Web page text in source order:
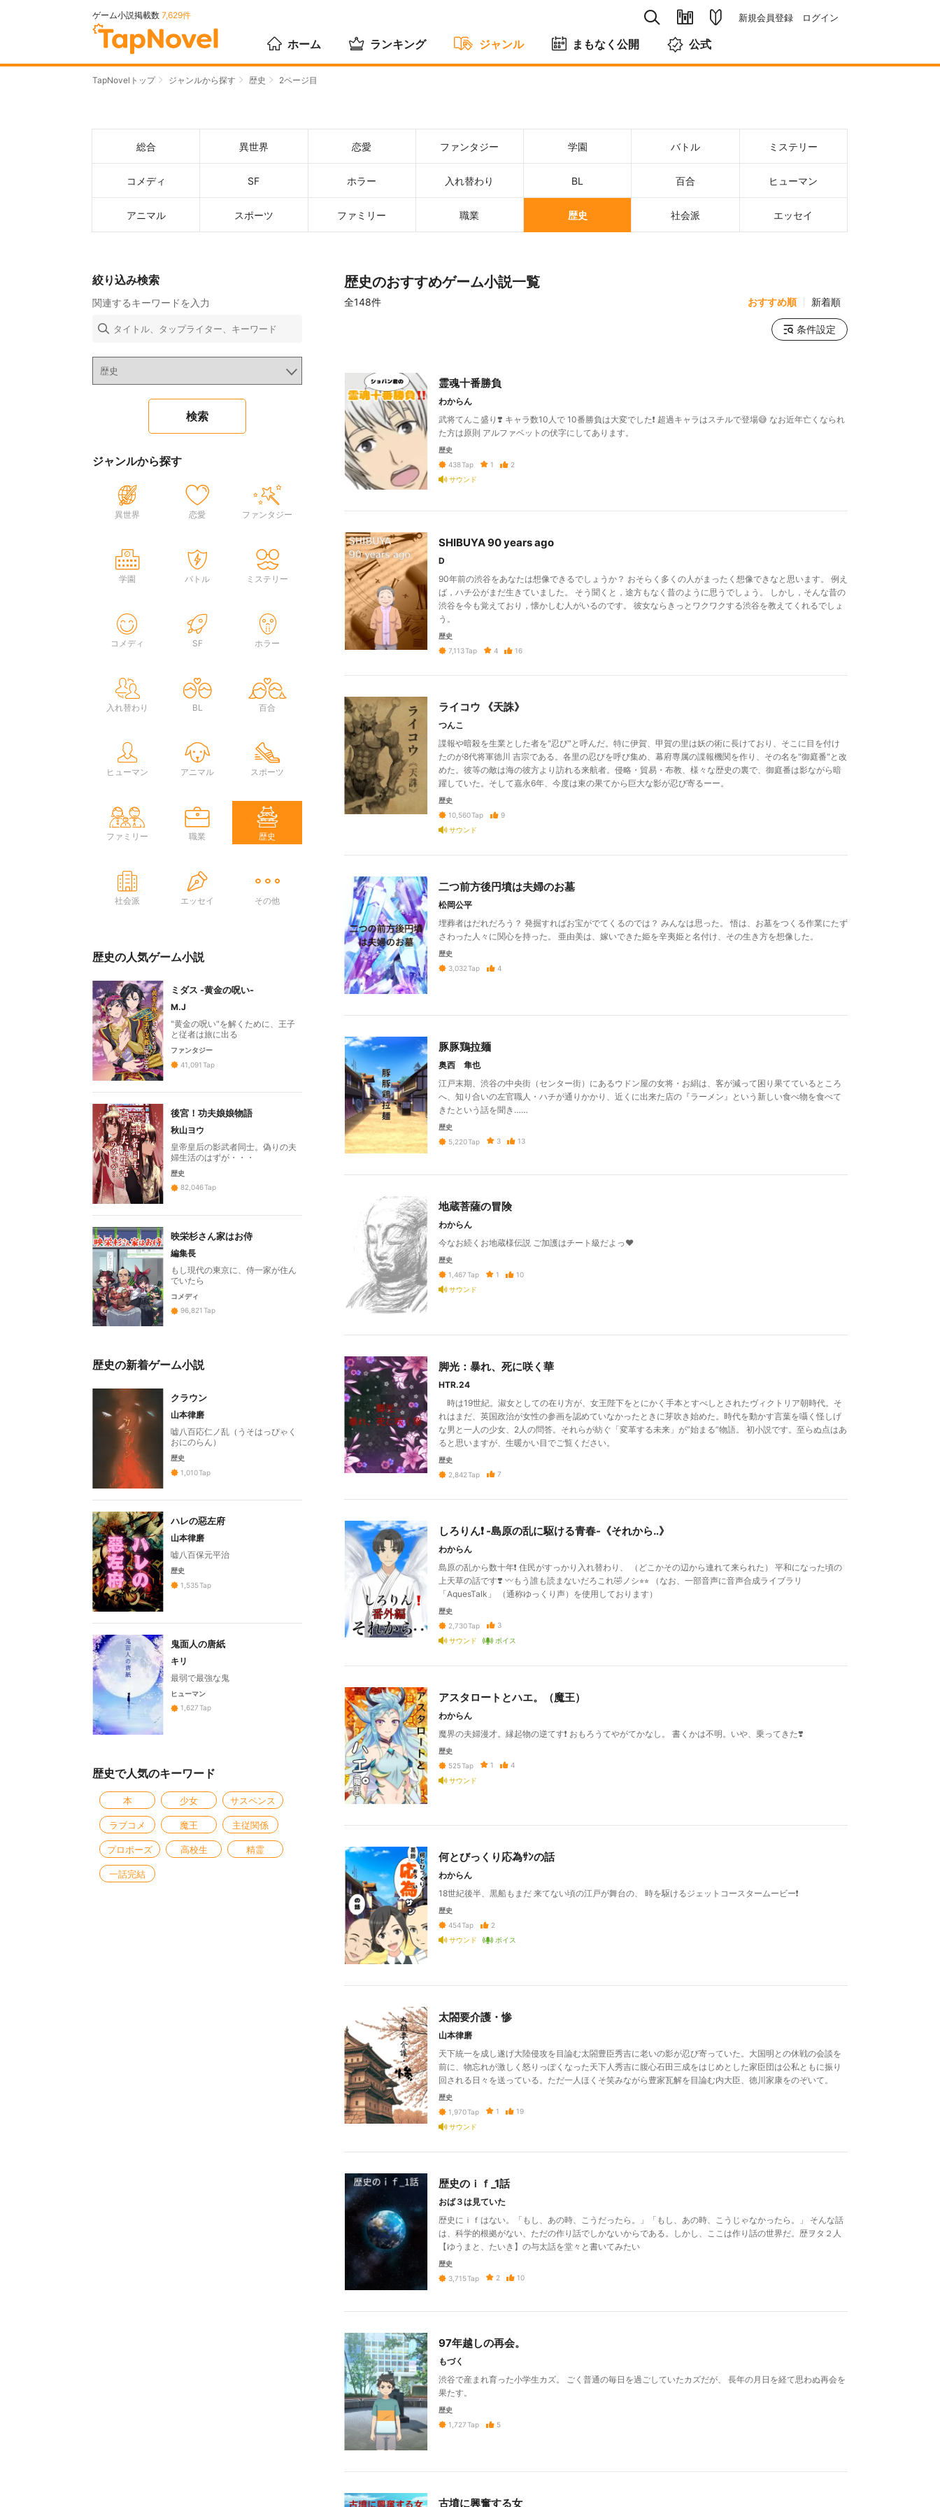
ゲーム小説掲載数 7,629件 新規会員登録 ログイン
ホーム ランキング ジャンル まもなく公開 公式
TapNovelトップ ジャンルから探す 歴史 2ページ目
総合 異世界 恋愛 ファンタジー 学園 バトル ミステリー
コメディ SF ホラー 入れ替わり BL 百合 ヒューマン
アニマル スポーツ ファミリー 職業 歴史 社会派 エッセイ
歴史のおすすめゲーム小説一覧
全148件 おすすめ順 新着順
条件設定
霊魂十番勝負
わからん
武将てんこ盛り❣️ キャラ数10人で 10番勝負は大変でした❗️ 超過キャラはスチルで登場😅 なお近年亡くなられ
た方は原則 アルファベットの伏字にしてあります。
歴史
438Tap 1
2
サウンド
SHIBUYA 90 years ago
D
90年前の渋谷をあなたは想像できるでしょうか？ おそらく多くの人がまったく想像できなと思います。 例え
ば，ハチ公がまだ生きていました。 そう聞くと，途方もなく昔のように思うでしょう。 しかし，そんな昔の
渋谷を今も覚えており，懐かしむ人がいるのです。 彼女ならきっとワクワクする渋谷を教えてくれるでしょ
う。
歴史
7,113Tap 4 16
ライコウ 《天誅》
つんこ
諜報や暗殺を生業とした者を"忍び"と呼んだ。特に伊賀、甲賀の里は妖の術に長けており、そこに目を付け
たのが8代将軍徳川 吉宗である。各里の忍びを呼び集め、幕府専属の諜報機関を作り、その名を"御庭番"と改
めた。彼等の敵は海の彼方より訪れる来航者。侵略・貿易・布教、様々な歴史の裏で、御庭番は影ながら暗
躍していた。そして嘉永6年、今度は東の果てから巨大な影が忍び寄るーー。
歴史
10,560Tap
9
サウンド
二つ前方後円墳は夫婦のお墓
松岡公平
埋葬者はだれだろう？ 発掘すればお宝がでてくるのでは？ みんなは思った。 悟は、お墓をつくる作業にたず
さわった人々に関心を持った。 亜由美は、嫁いできた姫を辛夷姫と名付け、その生き方を想像した。
歴史
3,032Tap 4
豚豚鶏拉麺
奥西 隼也
江戸末期、渋谷の中央街（センター街）にあるウドン屋の女将・お絹は、客が減って困り果てているところ
へ、知り合いの左官職人・ハチが通りかかり、近くに出来た店の『ラーメン』という新しい食べ物を食べて
きたという話を聞き……
歴史
5,220Tap 3 13
地蔵菩薩の冒険
わからん
今なお続くお地蔵様伝説 ご加護はチート級だよっ❤️
歴史
1,467Tap 1
10
サウンド
脚光：暴れ、死に咲く華
HTR.24
時は19世紀。淑女としての在り方が、女王陛下をとにかく手本とすべしとされたヴィクトリア朝時代。そ
れはまだ、英国政治が女性の参画を認めていなかったときに芽吹き始めた。時代を動かす言葉を囁く怪しげ
な男と一人の少女、2人の問答。それらが紡ぐ「変革する未来」が”始まる”物語。 初小説です。至らぬ点はあ
ると思いますが、生暖かい目でご覧ください。
歴史
2,842Tap 7
しろりん❗️ -島原の乱に駆ける青春-《それから‥》
わからん
島原の乱から数十年❗️ 住民がすっかり入れ替わり、 （どこかその辺から連れて来られた） 平和になった頃の
上天草の話です❣️ 〰️もう誰も読まないだろこれ🤣ノシ⭐︎⭐︎ （なお、一部音声に音声合成ライブラリ
「AquesTalk」 （通称ゆっくり声）を使用しております）
歴史
2,730Tap
3
サウンド
ボイス
アスタロートとハエ。（魔王）
わからん
魔界の夫婦漫才。縁起物の逆てす❗️ おもろうてやがてかなし。 書くかは不明。いや、乗ってきた❣️
歴史
525Tap 1
4
サウンド
何とびっくり応為ｻﾝの話
わからん
18世紀後半、黒船もまだ 来てない頃の江戸が舞台の、 時を駆けるジェットコースタームービー❗️
歴史
454Tap
2
サウンド
ボイス
太閤要介護・惨
山本律磨
天下統一を成し遂げ大陸侵攻を目論む太閤豊臣秀吉に老いの影が忍び寄っていた。大国明との休戦の会談を
前に、物忘れが激しく怒りっぽくなった天下人秀吉に腹心石田三成をはじめとした家臣団は公私ともに振り
回される日々を送っている。ただ一人ほくそ笑みながら豊家瓦解を目論む内大臣、徳川家康をのぞいて。
歴史
1,970Tap 1
19
サウンド
歴史のｉｆ_1話
おば３は見ていた
歴史にｉｆはない。「もし、あの時、こうだったら。」「もし、あの時、こうじゃなかったら。」 そんな話
は、科学的根拠がない、ただの作り話でしかないからである。しかし、ここは作り話の世界だ。歴ヲタ２人
【ゆうまと、たいき】の与太話を堂々と書いてみたい
歴史
3,715Tap 2 10
97年越しの再会。
もづく
渋谷で産まれ育った小学生カズ。 ごく普通の毎日を過ごしていたカズだが、 長年の月日を経て思わぬ再会を
果たす。
歴史
1,727Tap 5
古墳に興奮する女
絞り込み検索
関連するキーワードを入力
ジャンルから探す
異世界 恋愛 ファンタジー
学園 バトル ミステリー
コメディ SF ホラー
入れ替わり BL 百合
ヒューマン アニマル スポーツ
ファミリー 職業 歴史
社会派 エッセイ その他
歴史の人気ゲーム小説
ミダス -黄金の呪い-
M.J
"黄金の呪い"を解くために、王子
と従者は旅に出る
ファンタジー
41,091Tap
後宮！功夫娘娘物語
秋山ヨウ
皇帝皇后の影武者同士。偽りの夫
婦生活のはずが・・・
歴史
82,046Tap
映栄杉さん家はお侍
編集長
もし現代の東京に、侍一家が住ん
でいたら
コメディ
96,821Tap
歴史の新着ゲーム小説
クラウン
山本律磨
嘘八百応仁ノ乱（うそはっぴゃく
おにのらん）
歴史
1,010Tap
ハレの惡左府
山本律磨
嘘八百保元平治
歴史
1,535Tap
鬼面人の唐紙
キリ
最弱で最強な鬼
ヒューマン
1,627Tap
歴史で人気のキーワード
本 少女 サスペンス
ラブコメ 魔王 主従関係
プロポーズ 高校生 精霊
一話完結